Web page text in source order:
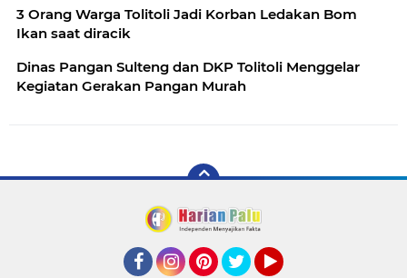
3 Orang Warga Tolitoli Jadi Korban Ledakan Bom
Ikan saat diracik
Dinas Pangan Sulteng dan DKP Tolitoli Menggelar
Kegiatan Gerakan Pangan Murah